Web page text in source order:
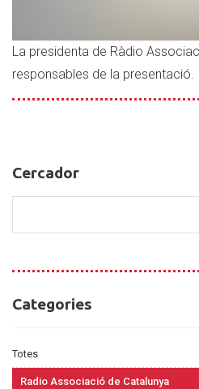
La presidenta de Ràdio
responsables de la presentació.
Cercador
Cercador
Categories
Categories
Totes
Radio Associació de Catalunya